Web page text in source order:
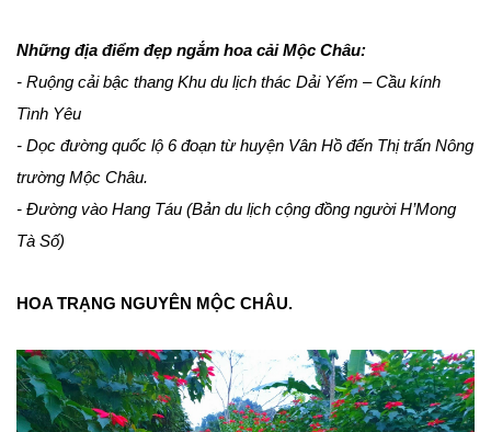
Những địa điểm đẹp ngắm hoa cải Mộc Châu:
- Ruộng cải bậc thang Khu du lịch thác Dải Yếm – Cầu kính
Tình Yêu
- Dọc đường quốc lộ 6 đoạn từ huyện Vân Hồ đến Thị trấn Nông
trường Mộc Châu.
- Đường vào Hang Táu (Bản du lịch cộng đồng người H’Mong
Tà Số)
HOA TRẠNG NGUYÊN MỘC CHÂU.